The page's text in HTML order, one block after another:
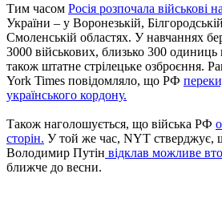
Тим часом Росія розпочала військові
України – у Воронезькій,
Смоленській областях. У навчаннях
3000 військових, близько 300 одиниць
також штатне стрілецьке озброєння.
York Times повідомляло, що РФ
українського кордону.
Також наголошується, що війська РФ
сторін. У той же час, NYT стверджує,
Володимир Путін відклав можливе
ближче до весни.